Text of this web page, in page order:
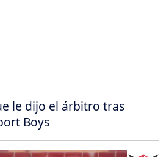
le dijo el árbitro tras
Boys